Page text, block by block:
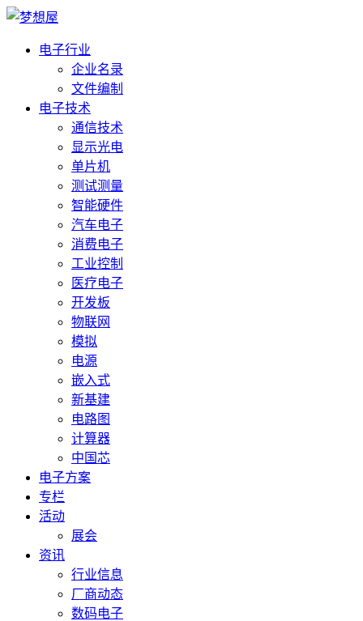
电子行业
企业名录
文件编制
电子技术
通信技术
显示光电
单片机
测试测量
智能硬件
汽车电子
消费电子
工业控制
医疗电子
开发板
物联网
模拟
电源
嵌入式
新基建
电路图
计算器
中国芯
电子方案
专栏
活动
展会
资讯
行业信息
厂商动态
数码电子